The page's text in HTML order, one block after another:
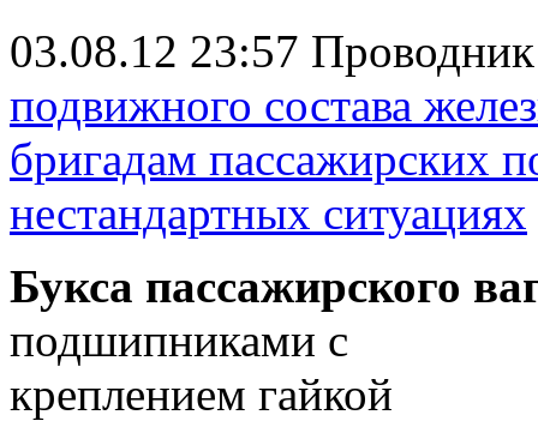
03.08.12 23:57
подвижного состава
бригадам пассажирских
нестандартных ситуациях
Букса пассажирского
креплением гайкой